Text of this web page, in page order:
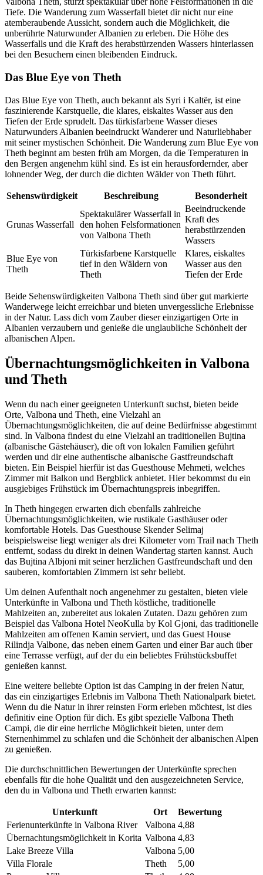
Tiefe. Die Wanderung zum Wasserfall bietet dir nicht nur eine
atemberaubende Aussicht, sondern auch die Möglichkeit, die
unberührte Naturwunder Albanien zu erleben. Die Höhe des
Wasserfalls und die Kraft des herabstürzenden Wassers hinterlassen
bei den Besuchern einen bleibenden Eindruck.
Das Blue Eye von Theth
Das Blue Eye von Theth, auch bekannt als Syri i Kaltër, ist eine
faszinierende Karstquelle, die klares, eiskaltes Wasser aus den
Tiefen der Erde sprudelt. Das türkisfarbene Wasser dieses
Naturwunders Albanien beeindruckt Wanderer und Naturliebhaber
mit seiner mystischen Schönheit. Die Wanderung zum Blue Eye von
Theth beginnt am besten früh am Morgen, da die Temperaturen in
den Bergen angenehm kühl sind. Es ist ein herausfordernder, aber
lohnender Weg, der durch die dichten Wälder von Theth führt.
Sehenswürdigkeit Beschreibung Besonderheit
Grunas Wasserfall
Spektakulärer Wasserfall in
den hohen Felsformationen
von Valbona Theth
Beeindruckende
Kraft des
herabstürzenden
Wassers
Blue Eye von
Theth
Türkisfarbene Karstquelle
tief in den Wäldern von
Theth
Klares, eiskaltes
Wasser aus den
Tiefen der Erde
Beide Sehenswürdigkeiten Valbona Theth sind über gut markierte
Wanderwege leicht erreichbar und bieten unvergessliche Erlebnisse
in der Natur. Lass dich vom Zauber dieser einzigartigen Orte in
Albanien verzaubern und genieße die unglaubliche Schönheit der
albanischen Alpen.
Übernachtungsmöglichkeiten in Valbona
und Theth
Wenn du nach einer geeigneten Unterkunft suchst, bieten beide
Orte, Valbona und Theth, eine Vielzahl an
Übernachtungsmöglichkeiten, die auf deine Bedürfnisse abgestimmt
sind. In Valbona findest du eine Vielzahl an traditionellen Bujtina
(albanische Gästehäuser), die oft von lokalen Familien geführt
werden und dir eine authentische albanische Gastfreundschaft
bieten. Ein Beispiel hierfür ist das Guesthouse Mehmeti, welches
Zimmer mit Balkon und Bergblick anbietet. Hier bekommst du ein
ausgiebiges Frühstück im Übernachtungspreis inbegriffen.
In Theth hingegen erwarten dich ebenfalls zahlreiche
Übernachtungsmöglichkeiten, wie rustikale Gasthäuser oder
komfortable Hotels. Das Guesthouse Skender Selimaj
beispielsweise liegt weniger als drei Kilometer vom Trail nach Theth
entfernt, sodass du direkt in deinen Wandertag starten kannst. Auch
das Bujtina Albjoni mit seiner herzlichen Gastfreundschaft und den
sauberen, komfortablen Zimmern ist sehr beliebt.
Um deinen Aufenthalt noch angenehmer zu gestalten, bieten viele
Unterkünfte in Valbona und Theth köstliche, traditionelle
Mahlzeiten an, zubereitet aus lokalen Zutaten. Dazu gehören zum
Beispiel das Valbona Hotel NeoKulla by Kol Gjoni, das traditionelle
Mahlzeiten am offenen Kamin serviert, und das Guest House
Rilindja Valbone, das neben einem Garten und einer Bar auch über
eine Terrasse verfügt, auf der du ein beliebtes Frühstücksbuffet
genießen kannst.
Eine weitere beliebte Option ist das Camping in der freien Natur,
das ein einzigartiges Erlebnis im Valbona Theth Nationalpark bietet.
Wenn du die Natur in ihrer reinsten Form erleben möchtest, ist dies
definitiv eine Option für dich. Es gibt spezielle Valbona Theth
Campi, die dir eine herrliche Möglichkeit bieten, unter dem
Sternenhimmel zu schlafen und die Schönheit der albanischen Alpen
zu genießen.
Die durchschnittlichen Bewertungen der Unterkünfte sprechen
ebenfalls für die hohe Qualität und den ausgezeichneten Service,
den du in Valbona und Theth erwarten kannst:
Unterkunft Ort
Bewertung
Ferienunterkünfte in Valbona River
Valbona 4,88
Übernachtungsmöglichkeit in Korita Valbona 4,83
Lake Breeze Villa
Valbona 5,00
Villa Florale
Theth
5,00